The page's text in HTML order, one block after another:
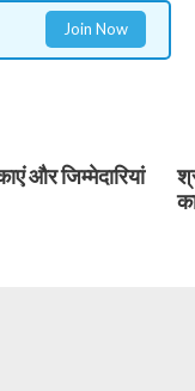
Join Now
और जिम्मेदारियां